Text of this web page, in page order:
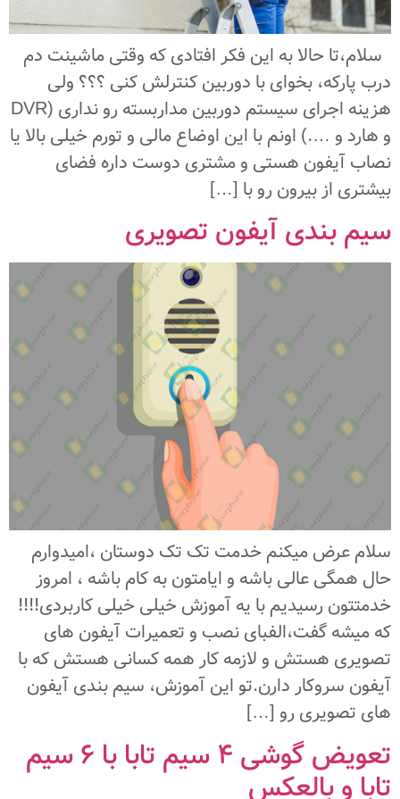
سلام،تا حالا به این فکر افتادی که وقتی ماشینت دم
درب پارکه، بخوای با دوربین کنترلش کنی ؟؟؟ ولی
هزینه اجرای سیستم دوربین مداربسته رو نداری (DVR
و هارد و ….) اونم با این اوضاع مالی و تورم خیلی بالا یا
نصاب آیفون هستی و مشتری دوست داره فضای
بیشتری از بیرون رو با […]
سیم بندی آیفون تصویری
سلام عرض میکنم خدمت تک تک دوستان ،امیدوارم
حال همگی عالی باشه و ایامتون به کام باشه ، امروز
خدمتتون رسیدیم با یه آموزش خیلی خیلی کاربردی!!!!
که میشه گفت،الفبای نصب و تعمیرات آیفون های
تصویری هستش و لازمه کار همه کسانی هستش که با
آیفون سروکار دارن.تو این آموزش، سیم بندی آیفون
های تصویری رو […]
تعویض گوشی 4 سیم تابا با 6 سیم
تابا و بالعکس